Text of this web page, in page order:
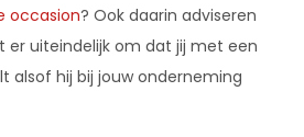
occasion? Ook daarin adviseren
er uiteindelijk om dat jij met een
alsof hij bij jouw onderneming